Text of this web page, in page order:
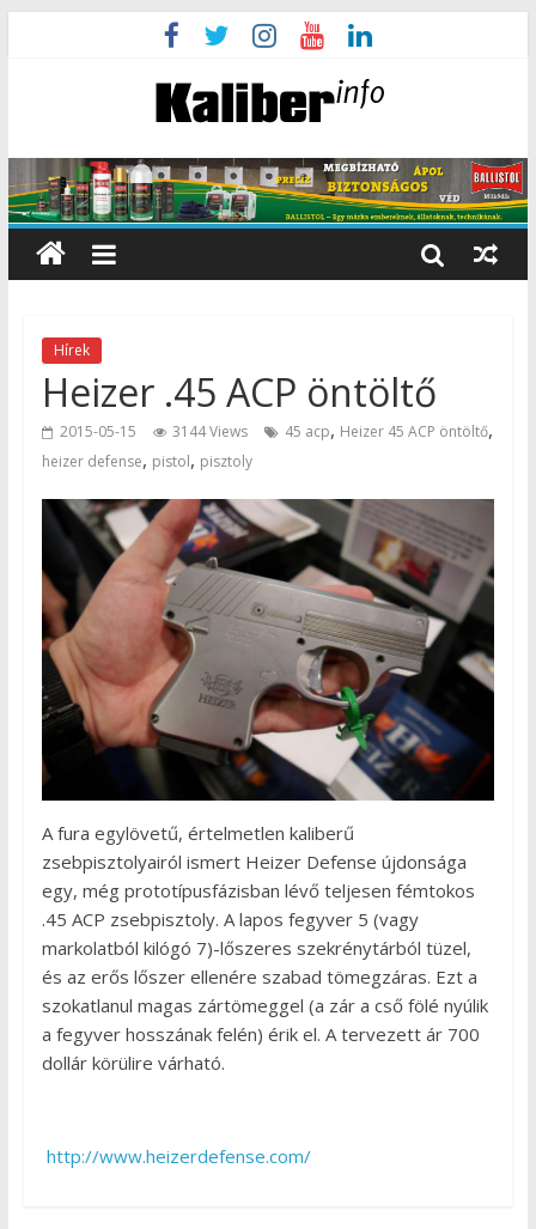
Hírek
Heizer .45 ACP öntöltő
2015-05-15 3144 Views 45 acp, Heizer 45 ACP öntöltő,
heizer defense, pistol, pisztoly
A fura egylövetű, értelmetlen kaliberű
zsebpisztolyairól ismert Heizer Defense újdonsága
egy, még prototípusfázisban lévő teljesen fémtokos
.45 ACP zsebpisztoly. A lapos fegyver 5 (vagy
markolatból kilógó 7)-lőszeres szekrénytárból tüzel,
és az erős lőszer ellenére szabad tömegzáras. Ezt a
szokatlanul magas zártömeggel (a zár a cső fölé nyúlik
a fegyver hosszának felén) érik el. A tervezett ár 700
dollár körülire várható.
http://www.heizerdefense.com/